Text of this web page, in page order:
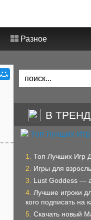
Разное
В
Топ Лучших Игр
Игры для
Lust Goddess —
Лучшие игроки
кого подписать на
Скачать новый